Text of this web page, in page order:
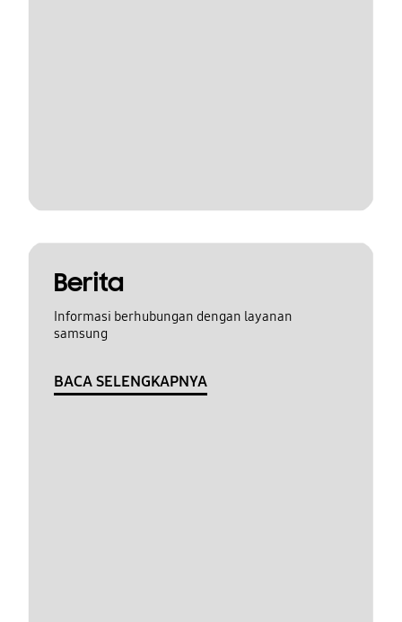
Berita
Informasi berhubungan dengan layanan
samsung
BACA SELENGKAPNYA